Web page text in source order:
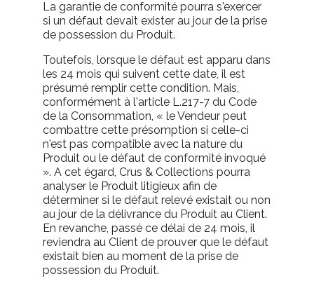
La garantie de conformité pourra s'exercer
si un défaut devait exister au jour de la prise
de possession du Produit.
Toutefois, lorsque le défaut est apparu dans
les 24 mois qui suivent cette date, il est
présumé remplir cette condition. Mais,
conformément à l'article L.217-7 du Code
de la Consommation, « le Vendeur peut
combattre cette présomption si celle-ci
n'est pas compatible avec la nature du
Produit ou le défaut de conformité invoqué
». A cet égard, Crus & Collections pourra
analyser le Produit litigieux afin de
déterminer si le défaut relevé existait ou non
au jour de la délivrance du Produit au Client.
En revanche, passé ce délai de 24 mois, il
reviendra au Client de prouver que le défaut
existait bien au moment de la prise de
possession du Produit.